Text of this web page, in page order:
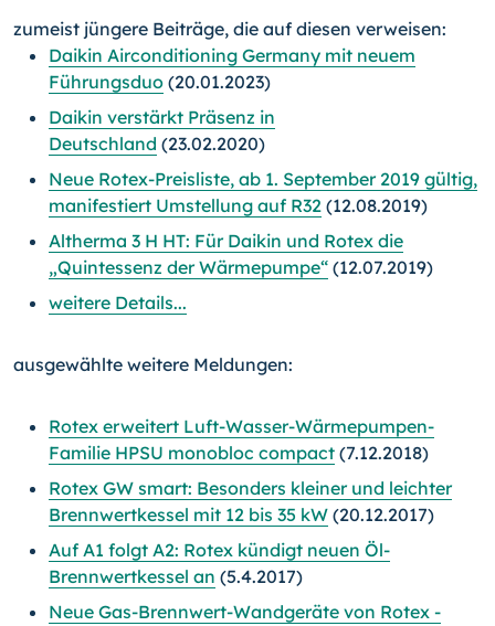
zumeist jüngere Beiträge, die auf diesen verweisen:
Daikin Airconditioning Germany mit neuem
Führungsduo (20.01.2023)
Daikin verstärkt Präsenz in
Deutschland (23.02.2020)
Neue Rotex-Preisliste, ab 1. September 2019 gültig,
manifestiert Umstellung auf R32 (12.08.2019)
Altherma 3 H HT: Für Daikin und Rotex die
„Quintessenz der Wärmepumpe“ (12.07.2019)
weitere Details...
ausgewählte weitere Meldungen:
Rotex erweitert Luft-Wasser-Wärmepumpen-
Familie HPSU monobloc compact (7.12.2018)
Rotex GW smart: Besonders kleiner und leichter
Brennwertkessel mit 12 bis 35 kW (20.12.2017)
Auf A1 folgt A2: Rotex kündigt neuen Öl-
Brennwertkessel an (5.4.2017)
Neue Gas-Brennwert-Wandgeräte von Rotex -